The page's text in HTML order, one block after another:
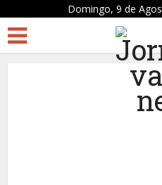
Domingo, 9 de